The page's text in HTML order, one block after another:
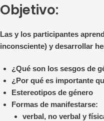
Objetivo:
Las y los participantes
inconsciente) y desarrollar
¿Qué son los sesgos de
¿Por qué es importante
Estereotipos de género
Formas de manifestarse:
verbal, no verbal y